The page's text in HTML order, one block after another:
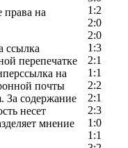
1:2
2:0
2:0
1:3
2:1
1:1
2:2
2:1
2:3
1:0
1:1
на
ссылка
перепечатке
на
почты
За содержание
несет
мнение